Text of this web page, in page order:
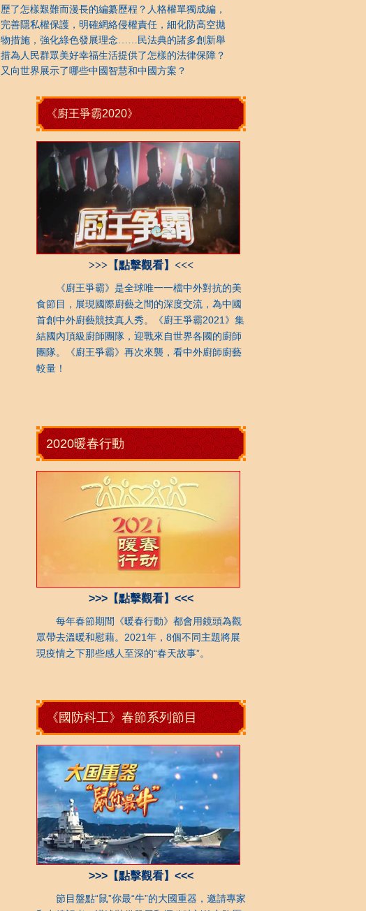
歷了怎樣艱難而漫長的編纂歷程？人格權單獨成編，
完善隱私權保護，明確網絡侵權責任，細化防高空拋
物措施，強化綠色發展理念……民法典的諸多創新舉
措為人民群眾美好幸福生活提供了怎樣的法律保障？
又向世界展示了哪些中國智慧和中國方案？
《廚王爭霸2020》
>>>【點擊觀看】<<<
《廚王爭霸》是全球唯一一檔中外對抗的美
食節目，展現國際廚藝之間的深度交流，為中國
首創中外廚藝競技真人秀。《廚王爭霸2021》集
結國內頂級廚師團隊，迎戰來自世界各國的廚師
團隊。《廚王爭霸》再次來襲，看中外廚師廚藝
較量！
2020暖春行動
>>>【點擊觀看】<<<
每年春節期間《暖春行動》都會用鏡頭為觀
眾帶去溫暖和慰藉。2021年，8個不同主題將展
現疫情之下那些感人至深的“春天故事”。
《國防科工》春節系列節目
>>>【點擊觀看】<<<
節目盤點“鼠”你最“牛”的大國重器，邀請專家